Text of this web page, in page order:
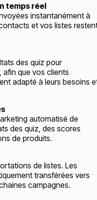
temps réel
instantanément à
et vos listes
des quiz pour
afin que vos clients
adapté à leurs besoins
automatisé de
des quiz, des scores
de produits.
de listes. Les
transférées vers
campagnes.